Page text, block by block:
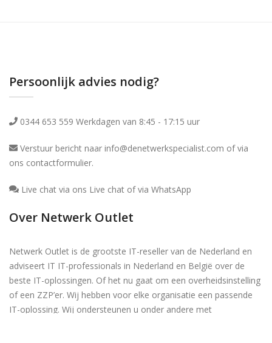
Persoonlijk advies nodig?
0344 653 559 Werkdagen van 8:45 - 17:15 uur
Verstuur bericht naar info@denetwerkspecialist.com of via
ons contactformulier.
Live chat via ons Live chat of via WhatsApp
Over Netwerk Outlet
Netwerk Outlet is de grootste IT-reseller van de Nederland en
adviseert IT IT-professionals in Nederland en België over de
beste IT-oplossingen. Of het nu gaat om een overheidsinstelling
of een ZZP’er. Wij hebben voor elke organisatie een passende
IT-oplossing. Wij ondersteunen u onder andere met